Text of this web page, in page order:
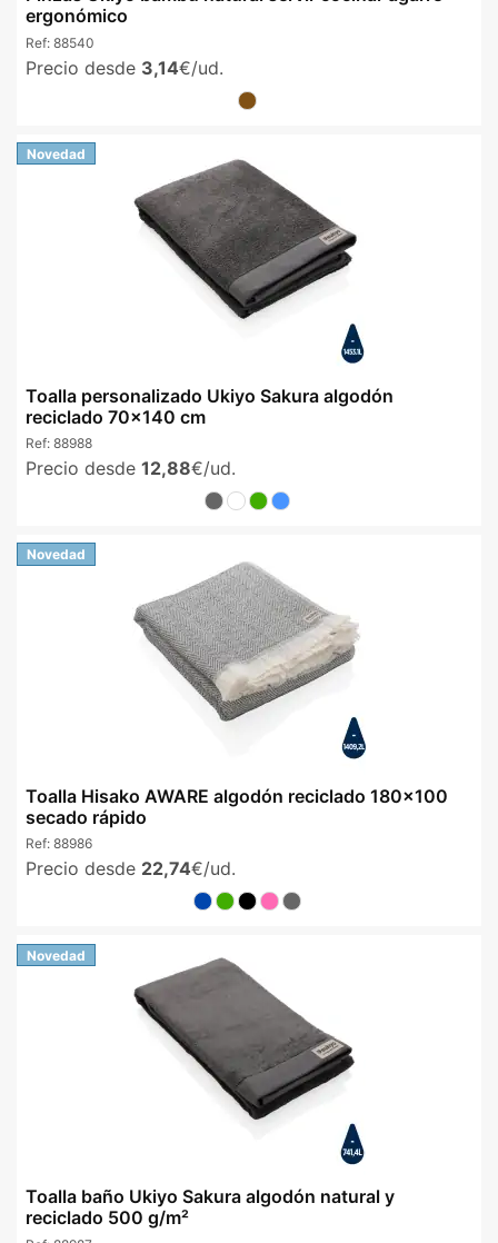
ergonómico
Ref: 88540
Precio desde 3,14€/ud.
Novedad
Toalla personalizado Ukiyo Sakura algodón
reciclado 70x140 cm
Ref: 88988
Precio desde 12,88€/ud.
Novedad
Toalla Hisako AWARE algodón reciclado 180x100
secado rápido
Ref: 88986
Precio desde 22,74€/ud.
Novedad
Toalla baño Ukiyo Sakura algodón natural y
reciclado 500 g/m²